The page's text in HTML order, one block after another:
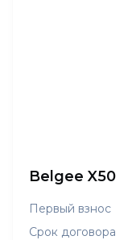
Belgee X50
Первый взнос
Срок договора